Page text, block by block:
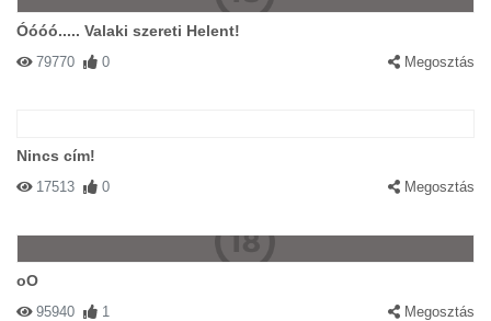
Óóóó..... Valaki szereti Helent!
79770 0 Megosztás
Nincs cím!
17513 0 Megosztás
oO
95940 1 Megosztás